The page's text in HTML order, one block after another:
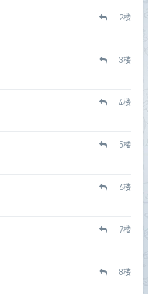
2楼
3楼
4楼
5楼
6楼
7楼
8楼